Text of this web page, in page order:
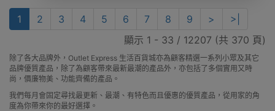
1 2 3 4 5 6 7 8 9 >
>|
顯示 1 - 33 / 12207 (共 370 頁)
除了各大品牌外，Outlet Express 生活百貨城亦為顧客精選一系列小眾及其它
品牌優質產品，除了為顧客帶來最新最潮的產品外，亦包括了多個實用又時
尚，價廉物美、功能齊備的產品。
我們每月會固定尋找最更新、最潮、有特色而且優惠的優質產品，從用家的角
度為你帶來你的最好選擇。